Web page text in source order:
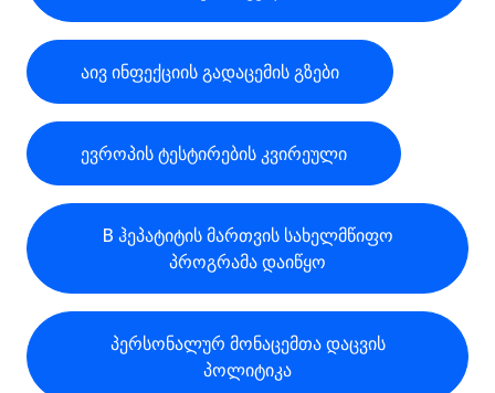
აივ ინფექციის გადაცემის გზები
ევროპის ტესტირების კვირეული
B ჰეპატიტის მართვის სახელმწიფო
პროგრამა დაიწყო
პერსონალურ მონაცემთა დაცვის
პოლიტიკა